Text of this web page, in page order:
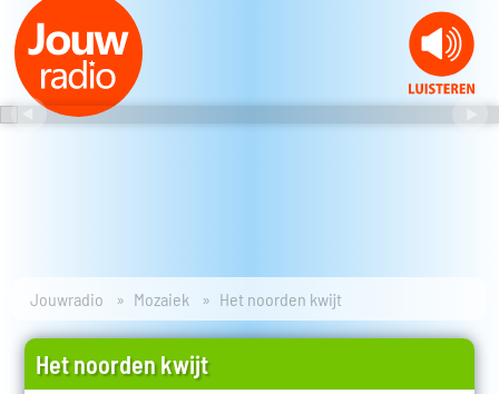
Jouwradio Mozaiek Het noorden kwijt
Het noorden kwijt